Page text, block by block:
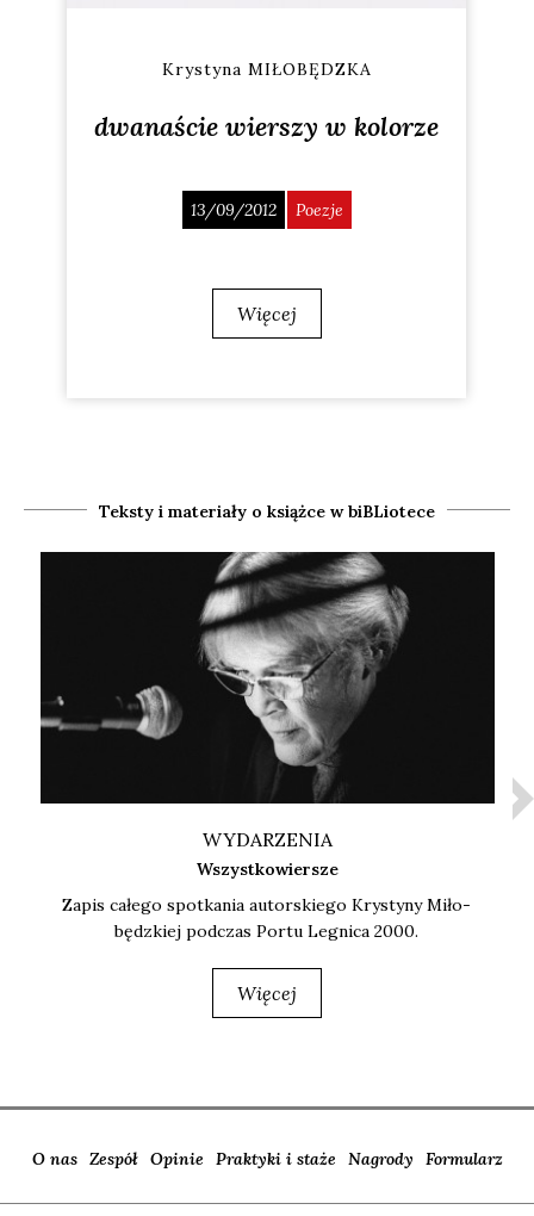
Krystyna MIŁOBĘDZKA
dwanaście wierszy w kolorze
13/09/2012 Poezje
Więcej
Teksty i materiały o książce w biBLiotece
WYDARZENIA
Wszystkowiersze
Zapis całe­go spo­tka­nia autor­skie­go Kry­sty­ny Miło­
będz­kiej pod­czas Por­tu Legni­ca 2000.
Więcej
O nas Zespół Opinie Praktyki i staże Nagrody Formularz